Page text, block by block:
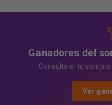
Ganadores del
Consulta si tu
Ver